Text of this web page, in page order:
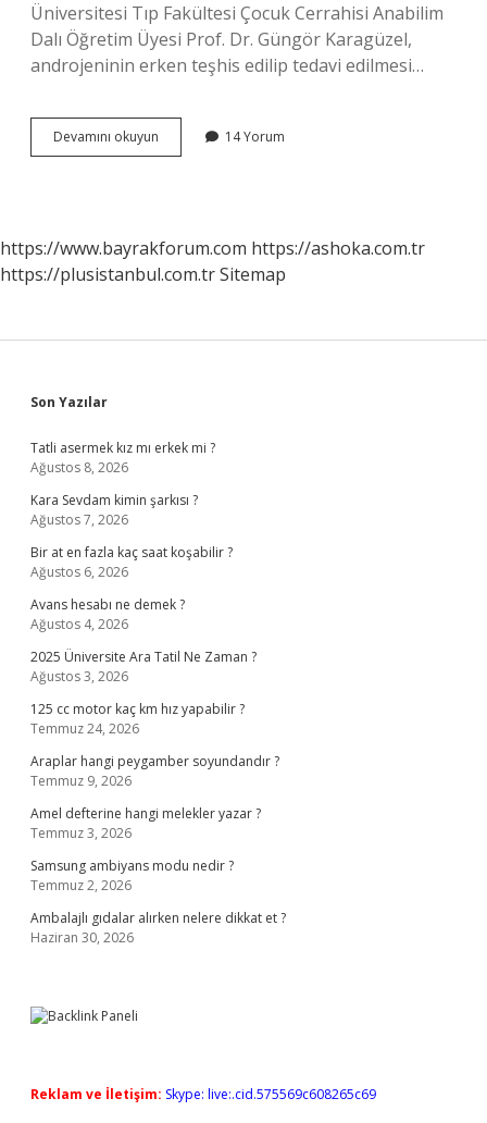
Üniversitesi Tıp Fakültesi Çocuk Cerrahisi Anabilim
Dalı Öğretim Üyesi Prof. Dr. Güngör Karagüzel,
androjeninin erken teşhis edilip tedavi edilmesi…
Devamını okuyun
Cinsiyetli
14 Yorum
https://www.bayrakforum.com https://ashoka.com.tr
https://plusistanbul.com.trSitemap
Sidebar
Son Yazılar
Tatli asermek kız mı erkek mi ?
Ağustos 8, 2026
Kara Sevdam kimin şarkısı ?
Ağustos 7, 2026
Bir at en fazla kaç saat koşabilir ?
Ağustos 6, 2026
Avans hesabı ne demek ?
Ağustos 4, 2026
2025 Üniversite Ara Tatil Ne Zaman ?
Ağustos 3, 2026
125 cc motor kaç km hız yapabilir ?
Temmuz 24, 2026
Araplar hangi peygamber soyundandır ?
Temmuz 9, 2026
Amel defterine hangi melekler yazar ?
Temmuz 3, 2026
Samsung ambiyans modu nedir ?
Temmuz 2, 2026
Ambalajlı gıdalar alırken nelere dikkat et ?
Haziran 30, 2026
Reklam ve İletişim: Skype: live:.cid.575569c608265c69